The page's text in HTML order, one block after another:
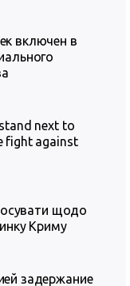
включен в
next to
fight against
щодо
Криму
задержание